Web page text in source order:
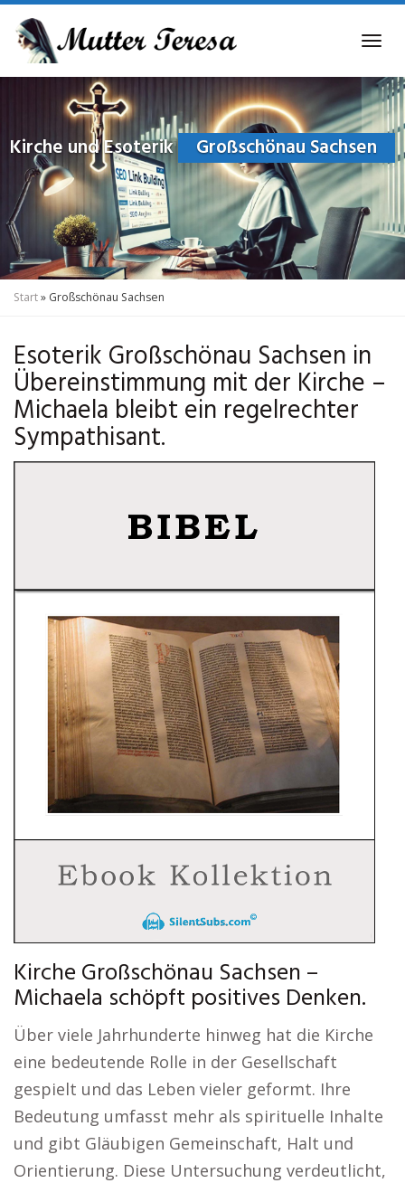
Skip
main
Kirche und Esoterik Großschönau Sachsen
Start» Großschönau Sachsen
Esoterik Großschönau Sachsen in
Übereinstimmung mit der Kirche –
Michaela bleibt ein regelrechter
Sympathisant.
Kirche Großschönau Sachsen –
Michaela schöpft positives Denken.
Über viele Jahrhunderte hinweg hat die Kirche
eine bedeutende Rolle in der Gesellschaft
gespielt und das Leben vieler geformt. Ihre
Bedeutung umfasst mehr als spirituelle Inhalte
und gibt Gläubigen Gemeinschaft, Halt und
Orientierung. Diese Untersuchung verdeutlicht,